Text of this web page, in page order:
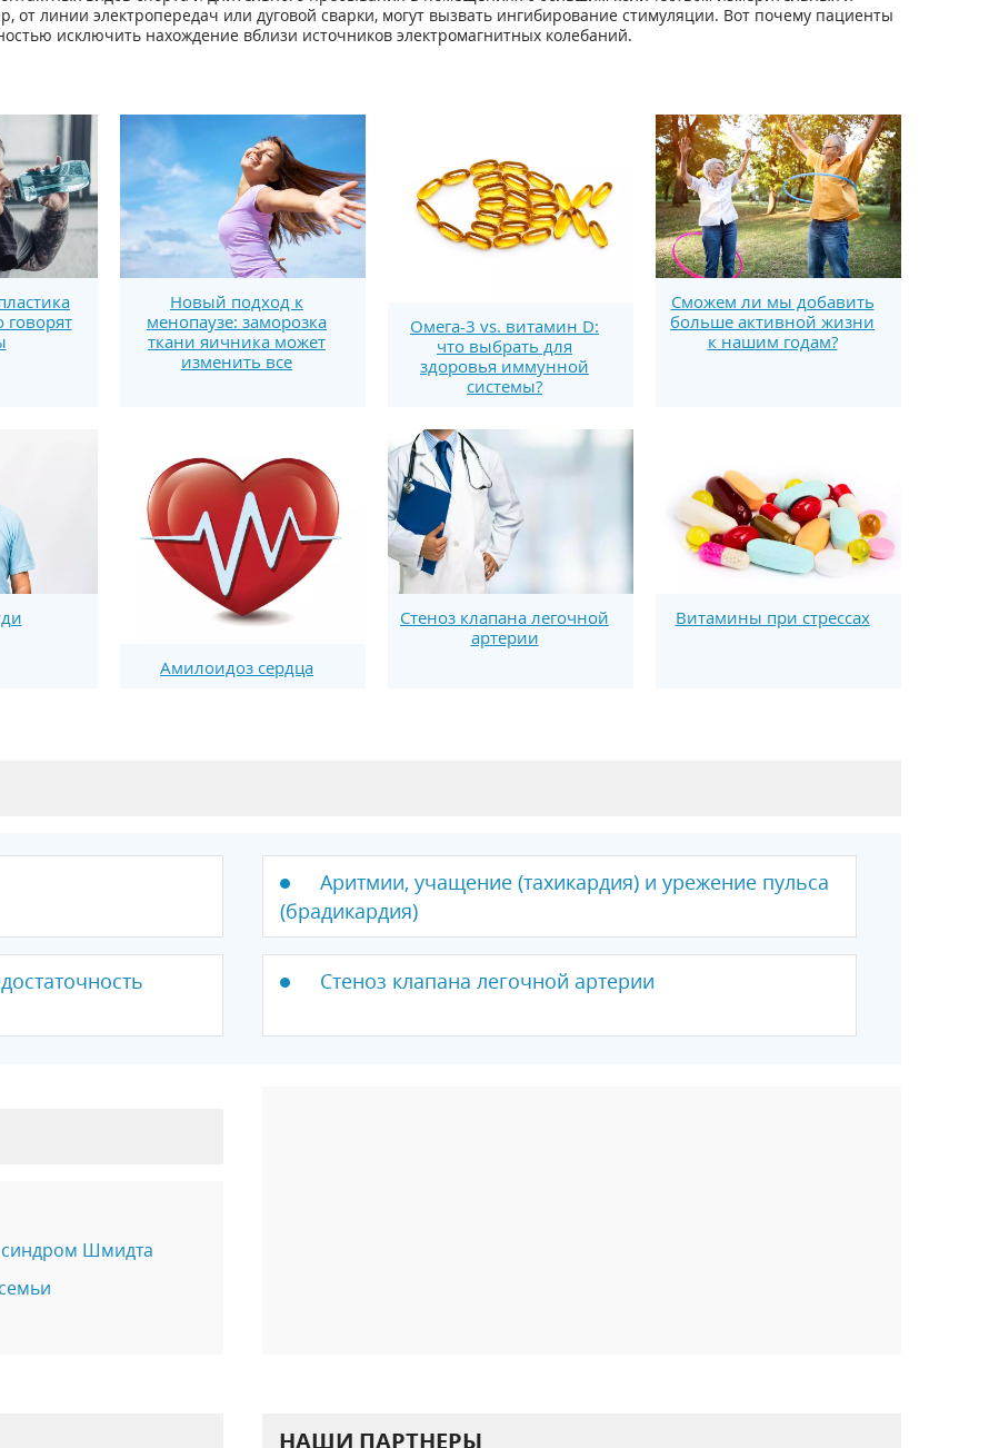
линии электропередач или дуговой сварки, могут вызвать ингибирование стимуляции. Вот почему пациенты
исключить нахождение вблизи источников электромагнитных колебаний.
говорят
Новый подход к
менопаузе: заморозка
ткани яичника может
изменить все
Омега-3 vs. витамин D:
что выбрать для
здоровья иммунной
системы?
Сможем ли мы добавить
больше активной жизни
к нашим годам?
Амилоидоз сердца
Стеноз клапана легочной
артерии
Витамины при стрессах
Аритмии, учащение (тахикардия) и урежение пульса
(брадикардия)
Стеноз клапана легочной артерии
Шмидта
НАШИ ПАРТНЕРЫ